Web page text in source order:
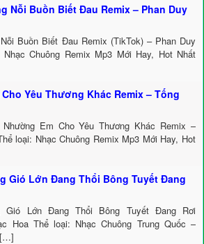
Nỗi Buồn Biết Đau Remix – Phan Duy
Buồn Biết Đau Remix (TikTok) – Phan Duy
Chuông Remix Mp3 Mới Hay, Hot Nhất
Yêu Thương Khác Remix – Tống
Nhường Em Cho Yêu Thương Khác Remix –
loại: Nhạc Chuông Remix Mp3 Mới Hay, Hot
Gió Lớn Đang Thổi Bông Tuyết Đang
Gió Lớn Đang Thổi Bông Tuyết Đang Rơi
Hoa Thể loại: Nhạc Chuông Trung Quốc –
[…]